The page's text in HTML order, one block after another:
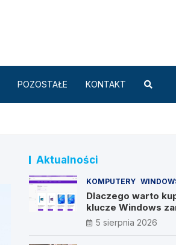
POZOSTAŁE KONTAKT
Aktualności
KOMPUTERY
Dlaczego warto
klucze Windows
nieautoryzowanych
5 sierpnia 2026